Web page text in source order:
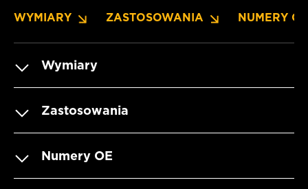
WYMIARY ZASTOSOWANIA NUMERY OE
Wymiary
Zastosowania
Numery OE